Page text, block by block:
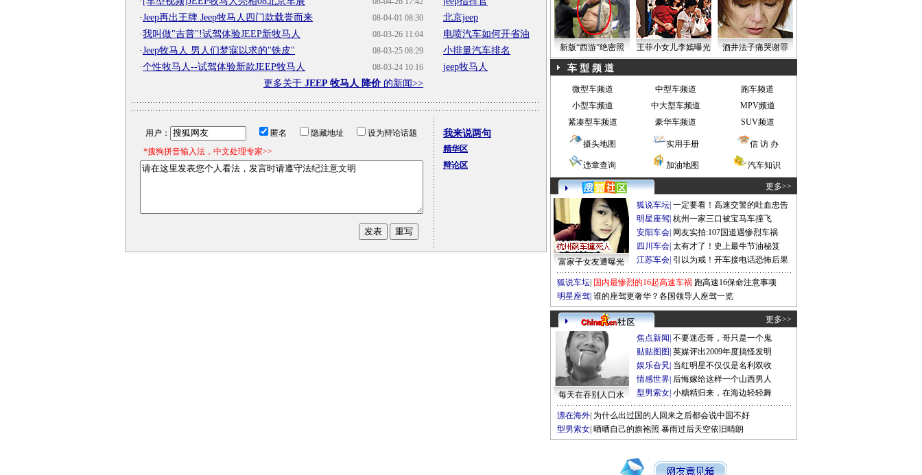
08-04-01 08:30
·Jeep再出王牌 Jeep牧马人四门款载誉而来
08-03-26 11:04
·我叫做"吉普"!试驾体验JEEP新牧马人
08-03-25 08:29
·Jeep牧马人 男人们梦寐以求的"铁皮"
08-03-24 10:16
·个性牧马人--试驾体验新款JEEP牧马人
更多关于 JEEP 牧马人 降价 的新闻>>
北京jeep
电喷汽车如何开省油
小排量汽车排名
jeep牧马人
用户： 匿名 隐藏地址
设为辩论话题
*搜狗拼音输入法，中文处理专家>>
我来说两句
精华区
辩论区
新版“西游”绝密照 王菲小女儿李嫣曝光 酒井法子痛哭谢罪
车 型 频 道
微型车频道 中型车频道
跑车频道
小型车频道
中大型车频道
MPV频道
紧凑型车频道
豪华车频道 SUV频道
摄头地图 实用手册 信 访 办
违章查询 加油地图 汽车知识
更多>>
富家子女友遭曝光
狐说车坛 一定要看！高速交警的吐血忠告
明星座驾 杭州一家三口被宝马车撞飞
安阳车会 网友实拍:107国道遇惨烈车祸
四川车会 太有才了！史上最牛节油秘笈
江苏车会 引以为戒！开车接电话恐怖后果
狐说车坛 国内最惨烈的16起高速车祸 跑高速16保命注意事项
明星座驾 谁的座驾更奢华？各国领导人座驾一览
更多>>
每天在吞别人口水
焦点新闻 不要迷恋哥，哥只是一个鬼
贴贴图图 英媒评出2009年度搞怪发明
娱乐旮旯 当红明星不仅仅是名利双收
情感世界 后悔嫁给这样一个山西男人
型男索女 小糖精归来，在海边轻轻舞
漂在海外 为什么出过国的人回来之后都会说中国不好
型男索女 晒晒自己的旗袍照 暴雨过后天空依旧晴朗